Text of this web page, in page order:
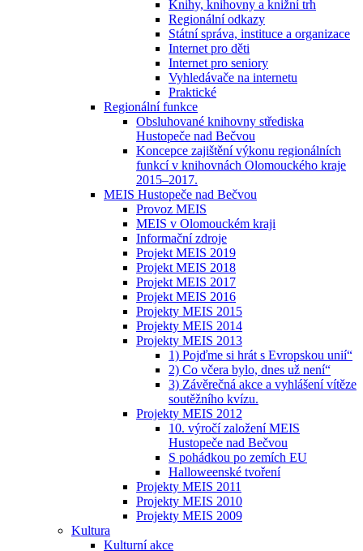
Knihy, knihovny a knižní trh
Regionální odkazy
Státní správa, instituce a organizace
Internet pro děti
Internet pro seniory
Vyhledávače na internetu
Praktické
Regionální funkce
Obsluhované knihovny střediska
Hustopeče nad Bečvou
Koncepce zajištění výkonu regionálních
funkcí v knihovnách Olomouckého kraje
2015–2017.
MEIS Hustopeče nad Bečvou
Provoz MEIS
MEIS v Olomouckém kraji
Informační zdroje
Projekt MEIS 2019
Projekt MEIS 2018
Projekt MEIS 2017
Projekt MEIS 2016
Projekty MEIS 2015
Projekty MEIS 2014
Projekty MEIS 2013
1) Pojďme si hrát s Evropskou unií“
2) Co včera bylo, dnes už není“
3) Závěrečná akce a vyhlášení vítěze
soutěžního kvízu.
Projekty MEIS 2012
10. výročí založení MEIS
Hustopeče nad Bečvou
S pohádkou po zemích EU
Halloweenské tvoření
Projekty MEIS 2011
Projekty MEIS 2010
Projekty MEIS 2009
Kultura
Kulturní akce